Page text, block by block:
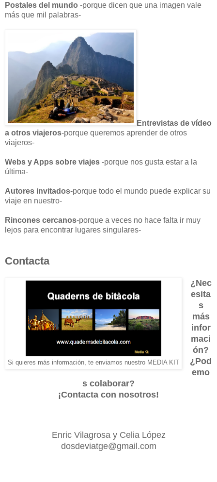
Postales del mundo -porque dicen que una imagen vale
más que mil palabras-
Entrevistas de vídeo
a otros viajeros-porque queremos aprender de otros
viajeros-
Webs y Apps sobre viajes -porque nos gusta estar a la
última-
Autores invitados-porque todo el mundo puede explicar su
viaje en nuestro-
Rincones cercanos-porque a veces no hace falta ir muy
lejos para encontrar lugares singulares-
Contacta
Si quieres más información, te enviamos nuestro MEDIA KIT
¿Nec
esita
s
más
infor
maci
ón?
¿Pod
emo
s colaborar?
¡Contacta con nosotros!
Enric Vilagrosa y Celia López
dosdeviatge@gmail.com